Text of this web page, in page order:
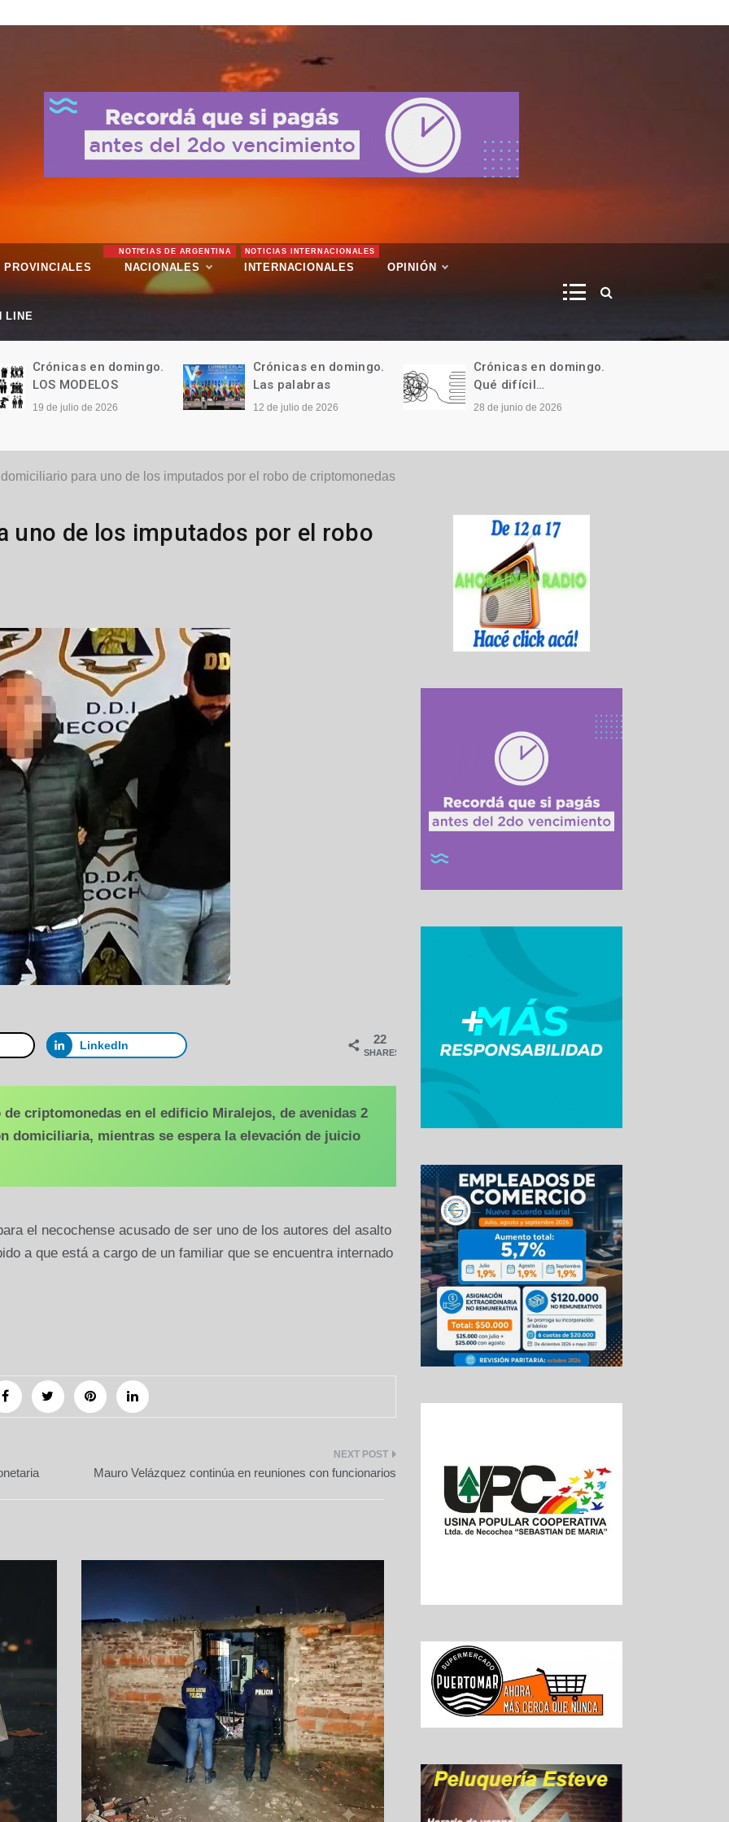
PROVINCIALES NACIONALES
NOTICIAS DE ARGENTINA
INTERNACIONALES
NOTICIAS INTERNACIONALES
OPINIÓN
LINE
Crónicas en domingo.
LOS MODELOS
19 de julio de 2026
Crónicas en domingo.
Las palabras
12 de julio de 2026
Crónicas en domingo.
Qué difícil…
28 de junio de 2026
para uno de los imputados por el robo de criptomonedas
uno de los imputados por el robo
22
SHARES
LinkedIn
criptomonedas en el edificio Miralejos, de avenidas 2
domiciliaria, mientras se espera la elevación de juicio
el necochense acusado de ser uno de los autores del asalto
a que está a cargo de un familiar que se encuentra internado
Mauro Velázquez continúa en reuniones con funcionarios